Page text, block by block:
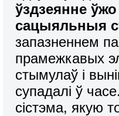
ўздзеянне
сацыяльныя
запазненнем
прамежкавых
стымулаў і
супадалі ў
сістэма, якую